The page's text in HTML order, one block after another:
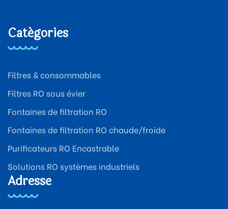
Catégories
Filtres & consommables
Filtres RO sous évier
Fontaines de filtration RO
Fontaines de filtration RO chaude/froide
Purificateurs RO Encastrable
Solutions RO systèmes industriels
Adresse